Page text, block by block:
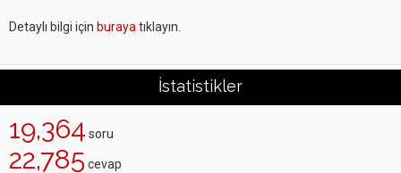
Detaylı bilgi için buraya tıklayın.
İstatistikler
19,364 soru
22,785 cevap